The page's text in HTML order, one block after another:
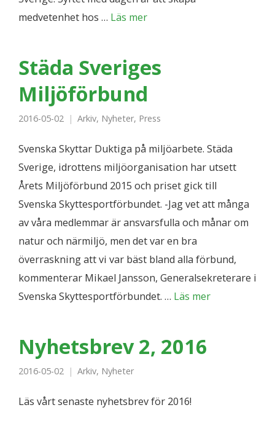
medvetenhet hos … Läs mer
Städa Sveriges
Miljöförbund
2016-05-02 Arkiv, Nyheter, Press
Svenska Skyttar Duktiga på miljöarbete. Städa
Sverige, idrottens miljöorganisation har utsett
Årets Miljöförbund 2015 och priset gick till
Svenska Skyttesportförbundet. -Jag vet att många
av våra medlemmar är ansvarsfulla och månar om
natur och närmiljö, men det var en bra
överraskning att vi var bäst bland alla förbund,
kommenterar Mikael Jansson, Generalsekreterare i
Svenska Skyttesportförbundet. … Läs mer
Nyhetsbrev 2, 2016
2016-05-02 Arkiv, Nyheter
Läs vårt senaste nyhetsbrev för 2016!